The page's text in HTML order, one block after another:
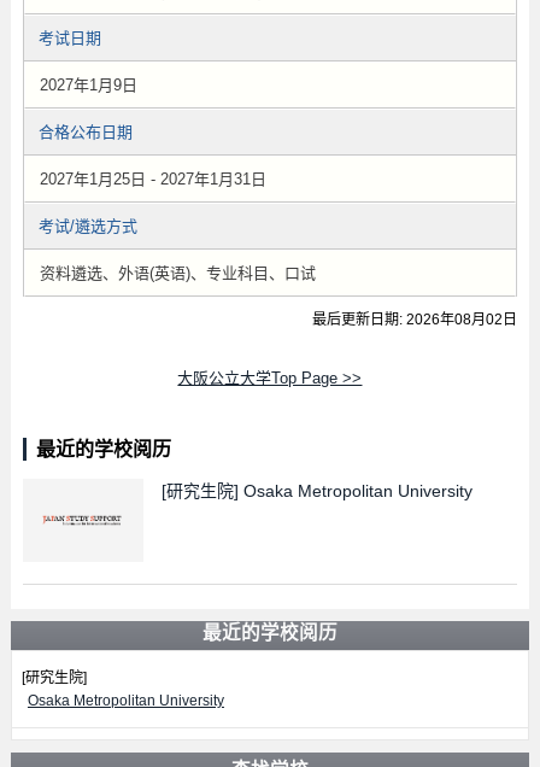
考试日期
2027年1月9日
合格公布日期
2027年1月25日 - 2027年1月31日
考试/遴选方式
资料遴选、外语(英语)、专业科目、口试
最后更新日期: 2026年08月02日
大阪公立大学Top Page >>
最近的学校阅历
[研究生院] Osaka Metropolitan University
最近的学校阅历
[研究生院]
Osaka Metropolitan University